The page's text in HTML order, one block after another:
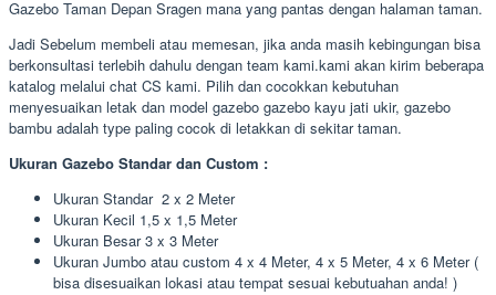
Gazebo Taman Depan Sragen mana yang pantas dengan halaman taman.
Jadi Sebelum membeli atau memesan, jika anda masih kebingungan bisa
berkonsultasi terlebih dahulu dengan team kami.kami akan kirim beberapa
katalog melalui chat CS kami. Pilih dan cocokkan kebutuhan
menyesuaikan letak dan model gazebo gazebo kayu jati ukir, gazebo
bambu adalah type paling cocok di letakkan di sekitar taman.
Ukuran Gazebo Standar dan Custom :
Ukuran Standar 2 x 2 Meter
Ukuran Kecil 1,5 x 1,5 Meter
Ukuran Besar 3 x 3 Meter
Ukuran Jumbo atau custom 4 x 4 Meter, 4 x 5 Meter, 4 x 6 Meter (
bisa disesuaikan lokasi atau tempat sesuai kebutuahan anda! )